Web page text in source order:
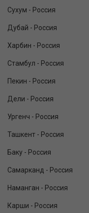
Сухум - Россия
Дубай - Россия
Харбин - Россия
Стамбул - Россия
Пекин - Россия
Дели - Россия
Ургенч - Россия
Ташкент - Россия
Баку - Россия
Самарканд - Россия
Наманган - Россия
Карши - Россия